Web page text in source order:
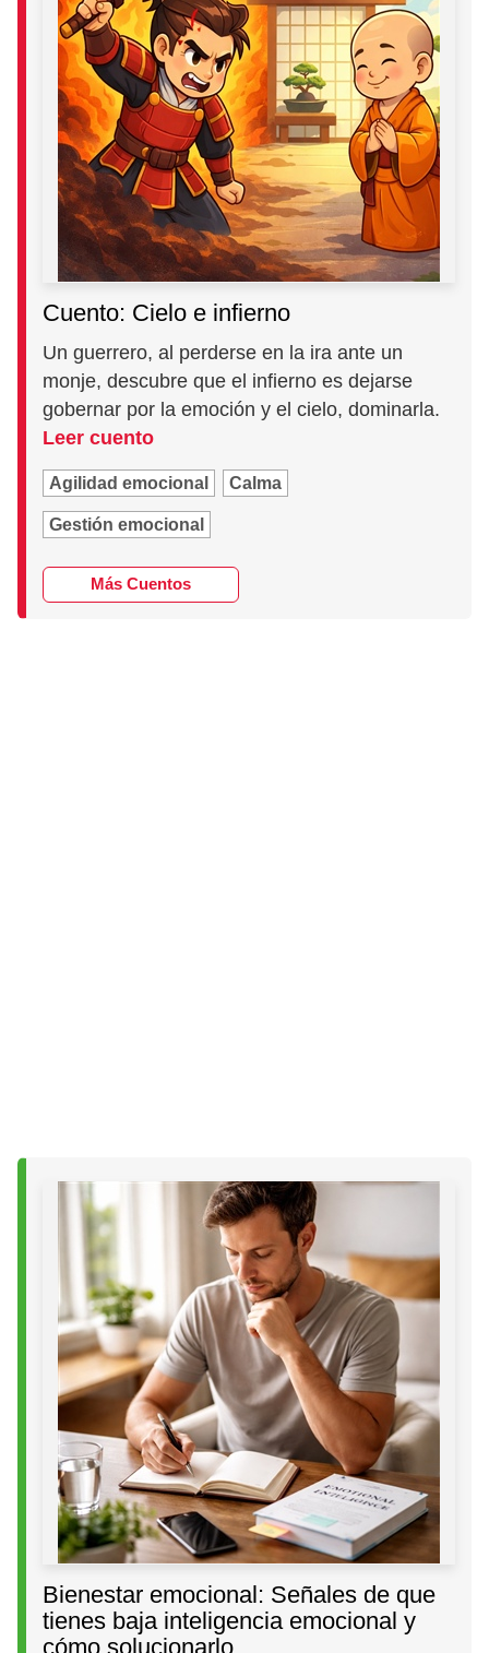
Cuento: Cielo e infierno
Un guerrero, al perderse en la ira ante un
monje, descubre que el infierno es dejarse
gobernar por la emoción y el cielo, dominarla.
Leer cuento
Agilidad emocional Calma
Gestión emocional
Más Cuentos
Bienestar emocional: Señales de que
tienes baja inteligencia emocional y
cómo solucionarlo